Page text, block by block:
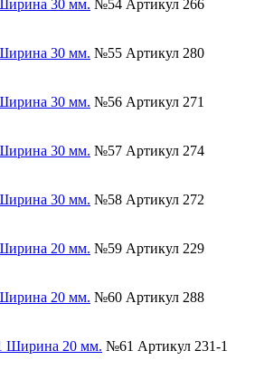
№54 Артикул 266
№55 Артикул 280
№56 Артикул 271
№57 Артикул 274
№58 Артикул 272
№59 Артикул 229
№60 Артикул 288
№61 Артикул 231-1